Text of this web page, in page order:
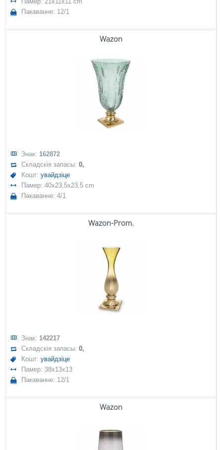
Пакаванне: 12/1
Wazon
Знак: 162872
Складскія запасы:0,
Кошт:увайдзіце
Памер: 40x23,5x23,5 cm
Пакаванне: 4/1
Wazon-Prom.
Знак: 142217
Складскія запасы:0,
Кошт:увайдзіце
Памер: 38x13x13
Пакаванне: 12/1
Wazon